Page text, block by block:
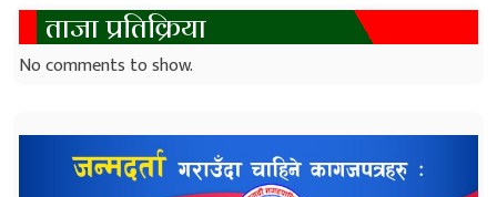
ताजा प्रतिक्रिया
No comments to show.